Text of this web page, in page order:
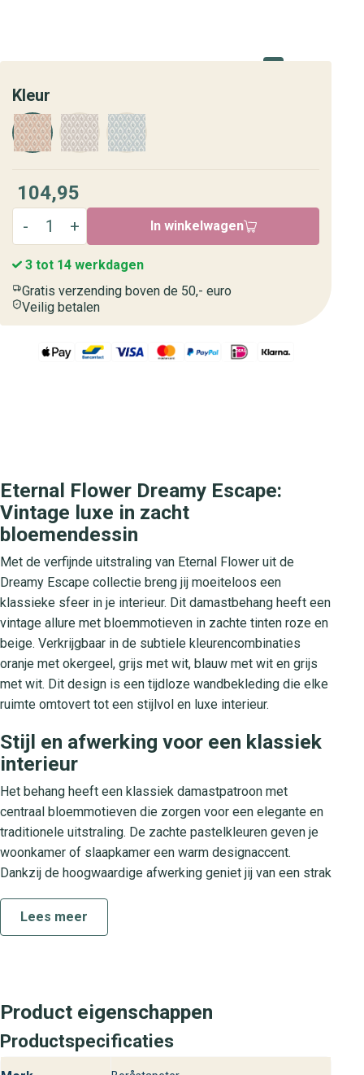
Kleur
104,95
In winkelwagen
3 tot 14 werkdagen
Gratis verzending boven de 50,- euro
Veilig betalen
Eternal Flower Dreamy Escape:
Vintage luxe in zacht
bloemendessin
Met de verfijnde uitstraling van Eternal Flower uit de
Dreamy Escape collectie breng jij moeiteloos een
klassieke sfeer in je interieur. Dit damastbehang heeft een
vintage allure met bloemmotieven in zachte tinten roze en
beige. Verkrijgbaar in de subtiele kleurencombinaties
oranje met okergeel, grijs met wit, blauw met wit en grijs
met wit. Dit design is een tijdloze wandbekleding die elke
ruimte omtovert tot een stijlvol en luxe interieur.
Stijl en afwerking voor een klassiek
interieur
Het behang heeft een klassiek damastpatroon met
centraal bloemmotieven die zorgen voor een elegante en
traditionele uitstraling. De zachte pastelkleuren geven je
woonkamer of slaapkamer een warm designaccent.
Dankzij de hoogwaardige afwerking geniet jij van een strak
perfect bij een luxe en stijlvol interieur met antieke
meubels of moderne details.
patronen en luxe designs. Elk behang uit deze serie is
ontworpen om een elegante en dromerige sfeer te
creëren. Met keuzes van zachte pasteltonen tot verfijnde
Lees meer
Product eigenschappen
Productspecificaties